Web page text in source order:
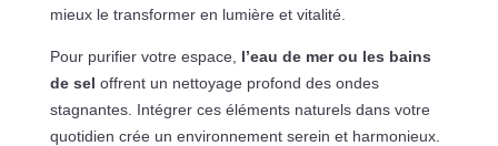
mieux le transformer en lumière et vitalité.
Pour purifier votre espace, l’eau de mer ou les bains
de sel offrent un nettoyage profond des ondes
stagnantes. Intégrer ces éléments naturels dans votre
quotidien crée un environnement serein et harmonieux.